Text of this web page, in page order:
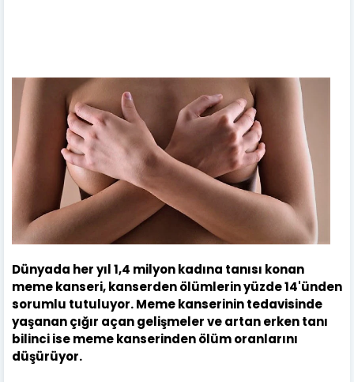
Dünyada her yıl 1,4 milyon kadına tanısı konan
meme kanseri, kanserden ölümlerin yüzde 14'ünden
sorumlu tutuluyor. Meme kanserinin tedavisinde
yaşanan çığır açan gelişmeler ve artan erken tanı
bilinci ise meme kanserinden ölüm oranlarını
düşürüyor.